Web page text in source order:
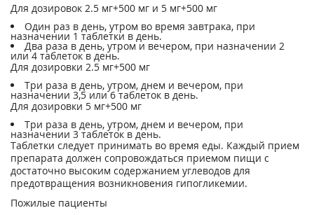
Для дозировок 2.5 мг+500 мг и 5 мг+500 мг
Один раз в день, утром во время завтрака, при
назначении 1 таблетки в день.
Два раза в день, утром и вечером, при назначении 2
или 4 таблеток в день.
Для дозировки 2.5 мг+500 мг
Три раза в день, утром, днем и вечером, при
назначении 3,5 или 6 таблеток в день.
Для дозировки 5 мг+500 мг
Три раза в день, утром, днем и вечером, при
назначении 3 таблеток в день.
Таблетки следует принимать во время еды. Каждый прием
препарата должен сопровождаться приемом пищи с
достаточно высоким содержанием углеводов для
предотвращения возникновения гипогликемии.
Пожилые пациенты